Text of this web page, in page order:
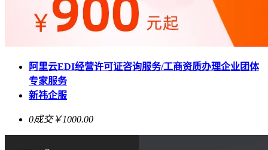
阿里云EDI经营许可证咨询服务/工商资质办理企业团体
专家服务
新祎企服
0成交￥1000.00